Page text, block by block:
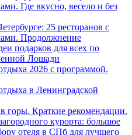
Где вкусно, весело и без
25 ресторанов с
Продолжнение
подарков для всех по
Лошади
2026 с программой.
в Ленинградской
горы. Краткие рекомендации.
курорта: большое
отеля в СПб для лучшего